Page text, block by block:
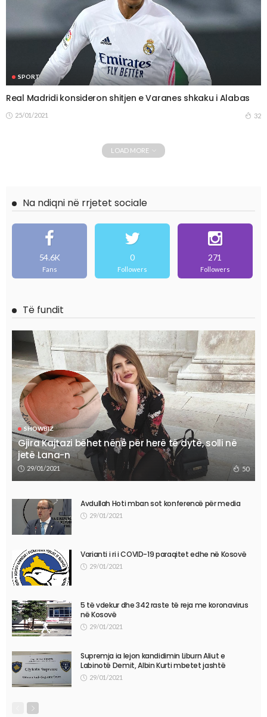
SPORT
Real Madridi konsideron shitjen e Varanes shkaku i Alabas
25/01/2021 32
LOAD MORE
Na ndiqni në rrjetet sociale
54.6K
Fans
0
Followers
271
Followers
Të fundit
SHOWBIZ
Gjira Kajtazi bëhet nënë për herë të dytë, solli në
jetë Lana-n
29/01/2021 50
Avdullah Hoti mban sot konferencë për media
29/01/2021
Varianti i ri i COVID-19 paraqitet edhe në Kosovë
29/01/2021
5 të vdekur dhe 342 raste të reja me koronavirus
në Kosovë
29/01/2021
Supremja ia lejon kandidimin Liburn Aliut e
Labinotë Demit, Albin Kurti mbetet jashtë
29/01/2021